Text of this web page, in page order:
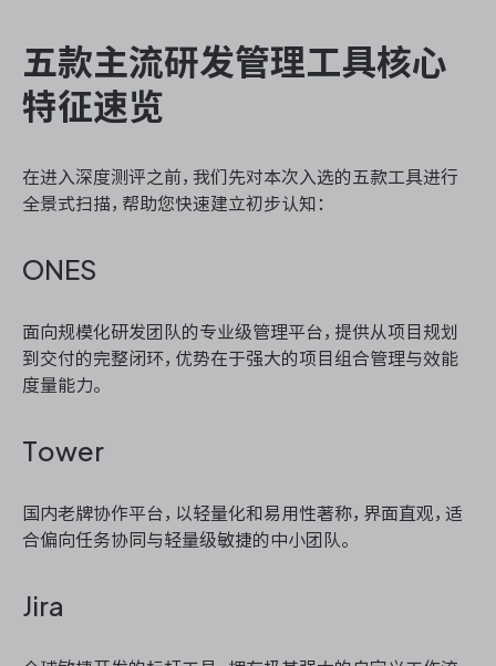
五款主流研发管理工具核心
特征速览
在进入深度测评之前，我们先对本次入选的五款工具进行
全景式扫描，帮助您快速建立初步认知：
ONES
面向规模化研发团队的专业级管理平台，提供从项目规划
到交付的完整闭环，优势在于强大的项目组合管理与效能
度量能力。
Tower
国内老牌协作平台，以轻量化和易用性著称，界面直观，适
合偏向任务协同与轻量级敏捷的中小团队。
Jira